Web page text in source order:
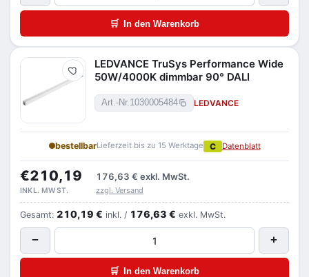
🛒 In den Warenkorb
Merken
LEDVANCE TruSys Performance Wide
50W/4000K dimmbar 90° DALI
Art.-Nr.1030005484 LEDVANCE
bestellbarLieferzeit bis zu 15 Werktage C Datenblatt
€210,19 176,63 € exkl. MwSt.
INKL. MWST. zzgl. Versand
Gesamt: 210,19 € inkl. / 176,63 € exkl. MwSt.
− +
🛒 In den Warenkorb